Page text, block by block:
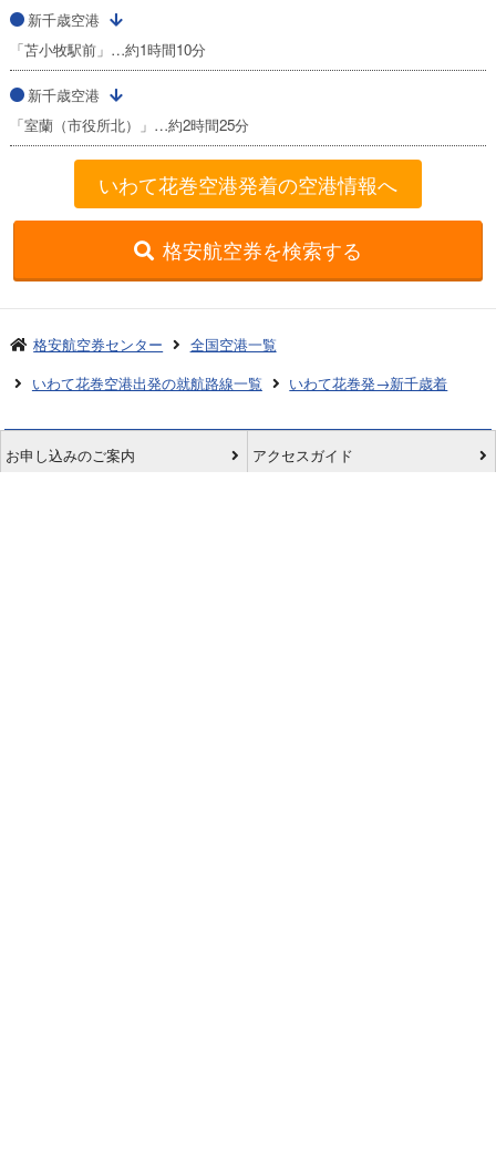
新千歳空港
「苫小牧駅前」…約1時間10分
新千歳空港
「室蘭（市役所北）」…約2時間25分
いわて花巻空港発着の空港情報へ
格安航空券を検索する
格安航空券センター
全国空港一覧
いわて花巻空港出発の就航路線一覧
いわて花巻発→新千歳着
お申し込みのご案内 アクセスガイド